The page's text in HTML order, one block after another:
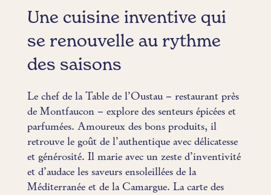
Une cuisine inventive qui
se renouvelle au rythme
des saisons
Le chef de la Table de l’Oustau – restaurant près
de Montfaucon – explore des senteurs épicées et
parfumées. Amoureux des bons produits, il
retrouve le goût de l’authentique avec délicatesse
et générosité. Il marie avec un zeste d’inventivité
et d’audace les saveurs ensoleillées de la
Méditerranée et de la Camargue. La carte des